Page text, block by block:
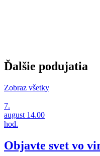
Ďalšie podujatia
Zobraz všetky
7.
august 14.00
hod.
Objavte svet vo